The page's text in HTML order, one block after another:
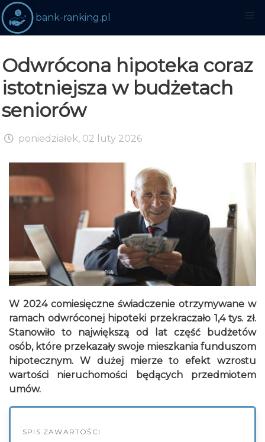
bank-ranking.pl
Odwrócona hipoteka coraz
istotniejsza w budżetach
seniorów
poniedziałek, 02 luty 2026
W 2024 comiesięczne świadczenie otrzymywane w
ramach odwróconej hipoteki przekraczało 1,4 tys. zł.
Stanowiło to największą od lat część budżetów
osób, które przekazały swoje mieszkania funduszom
hipotecznym. W dużej mierze to efekt wzrostu
wartości nieruchomości będących przedmiotem
umów.
SPIS ZAWARTOŚCI